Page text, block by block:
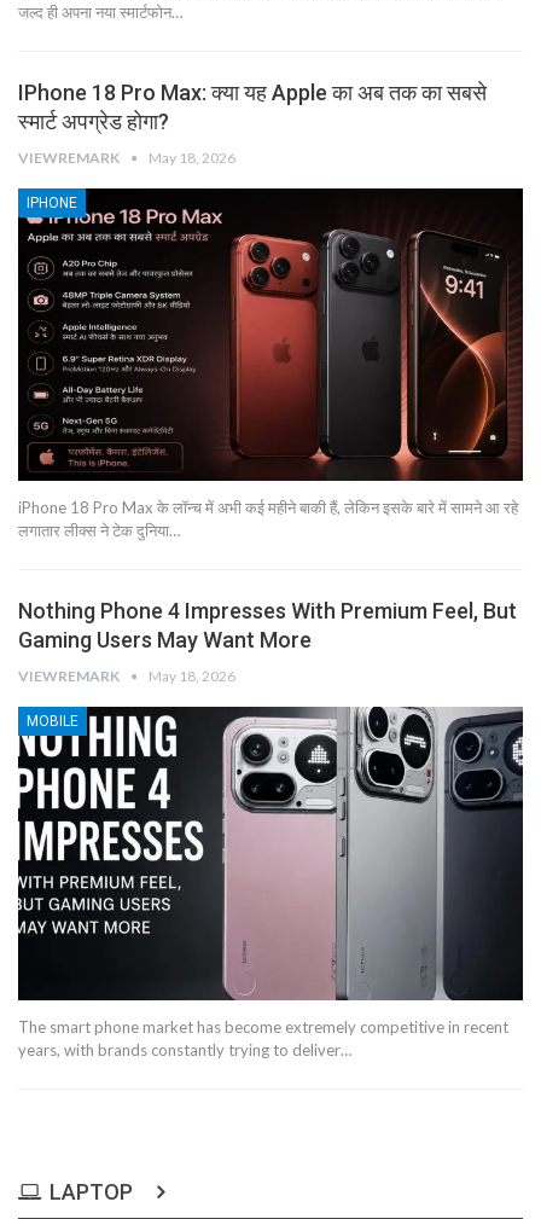
जल्द ही अपना नया स्मार्टफोन…
IPhone 18 Pro Max: क्या यह Apple का अब तक का सबसे
स्मार्ट अपग्रेड होगा?
VIEWREMARK May 18, 2026
IPHONE
iPhone 18 Pro Max के लॉन्च में अभी कई महीने बाकी हैं, लेकिन इसके बारे में सामने आ रहे
लगातार लीक्स ने टेक दुनिया…
Nothing Phone 4 Impresses With Premium Feel, But
Gaming Users May Want More
VIEWREMARK May 18, 2026
MOBILE
The smart phone market has become extremely competitive in recent
years, with brands constantly trying to deliver…
LAPTOP